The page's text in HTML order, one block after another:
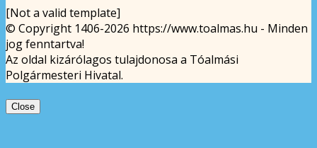
[Not a valid template]
© Copyright 1406-2026 https://www.toalmas.hu - Minden
jog fenntartva!
Az oldal kizárólagos tulajdonosa a Tóalmási
Polgármesteri Hivatal.
Close